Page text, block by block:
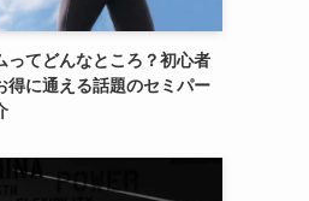
ってどんなところ？初心者
得に通える話題のセミパー